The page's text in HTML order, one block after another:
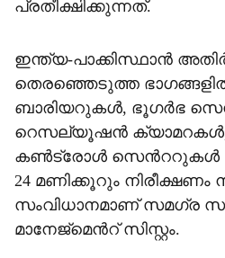
പ്രതീക്ഷിക്കുന്നത്.
ഇന്ത്യ-പാക്കിസ്ഥാന്‍
തെരഞ്ഞെടുത്ത
ബാരിയറുകള്‍, ഭൂഗര്‍ഭ
റെസല്യൂഷന്‍
കണ്‍ട്രോള്‍ സെന്‍ററുകള്‍
24 മണിക്കൂറും നിരീക്ഷണം
സംവിധാനമാണ് സമഗ്ര
മാനേജ്‌മെന്‍റ് സിസ്റ്റം.